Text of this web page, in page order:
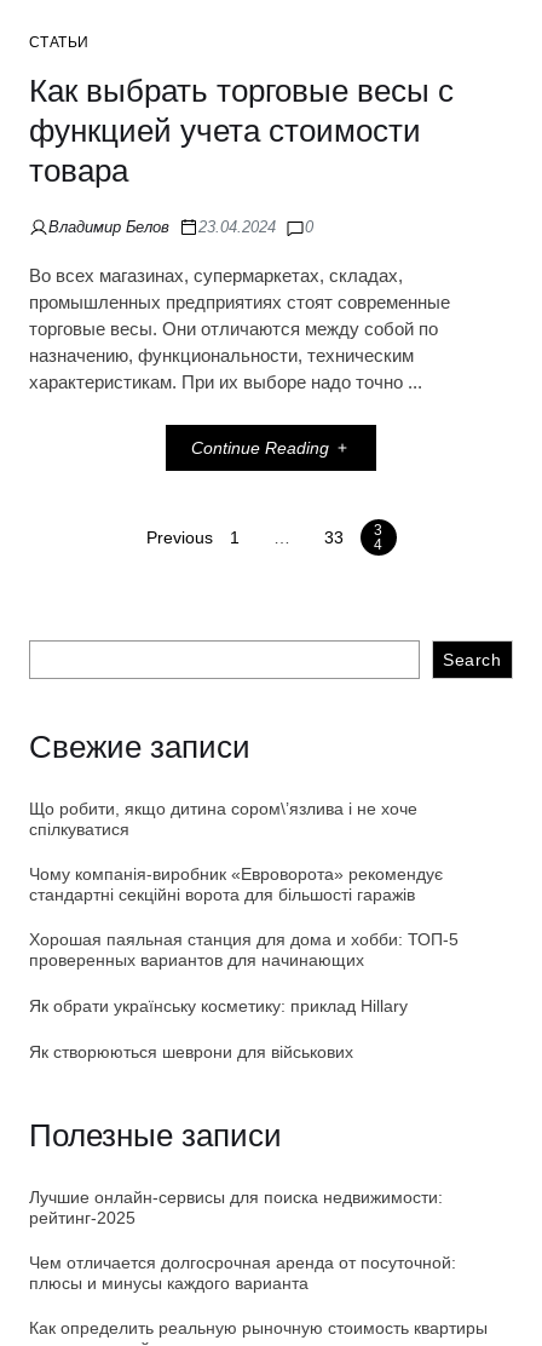
СТАТЬИ
Как выбрать торговые весы с
функцией учета стоимости
товара
Владимир Белов 23.04.2024 0
Во всех магазинах, супермаркетах, складах,
промышленных предприятиях стоят современные
торговые весы. Они отличаются между собой по
назначению, функциональности, техническим
характеристикам. При их выборе надо точно ...
Continue Reading
Previous 1 … 33
3
4
Search
Свежие записи
Що робити, якщо дитина сором\’язлива і не хоче
спілкуватися
Чому компанія-виробник «Евроворота» рекомендує
стандартні секційні ворота для більшості гаражів
Хорошая паяльная станция для дома и хобби: ТОП-5
проверенных вариантов для начинающих
Як обрати українську косметику: приклад Hillary
Як створюються шеврони для військових
Полезные записи
Лучшие онлайн-сервисы для поиска недвижимости:
рейтинг-2025
Чем отличается долгосрочная аренда от посуточной:
плюсы и минусы каждого варианта
Как определить реальную рыночную стоимость квартиры